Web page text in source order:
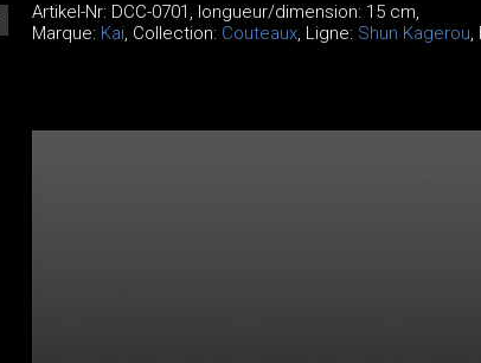
Artikel-Nr: DCC-0701 , longueur/dimension: 15 cm,
Marque: Kai, Collection: Couteaux, Ligne: Shun Kagerou,